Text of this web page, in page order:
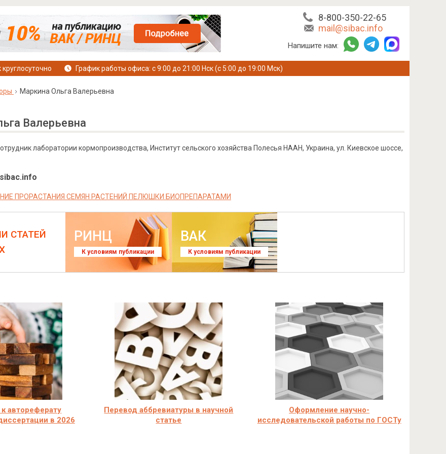
8-800-350-22-65
mail@sibac.info
Напишите нам:
График работы офиса: с 9:00 до 21:00 Нск (с 5:00 до 19:00 Мск)
Маркина Ольга Валерьевна
Валерьевна
лаборатории кормопроизводства, Институт сельского хозяйства Полесья НААН, Украина, ул. Киевское шоссе,
ПРОРАСТАНИЯ СЕМЯН РАСТЕНИЙ ПЕЛЮШКИ БИОПРЕПАРАТАМИ
СТАТЕЙ
РИНЦ
К условиям публикации
ВАК
К условиям публикации
автореферату
в 2026
Перевод аббревиатуры в научной
статье
Оформление научно-
исследовательской работы по ГОСТу